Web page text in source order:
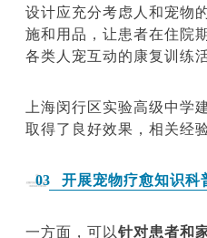
设计应充分考虑人和宠物
施和用品，让患者在住院
各类人宠互动的康复训练
上海闵行区实验高级中学
取得了良好效果，相关经
03 开展宠物疗愈知识科
一方面，可以针对患者和